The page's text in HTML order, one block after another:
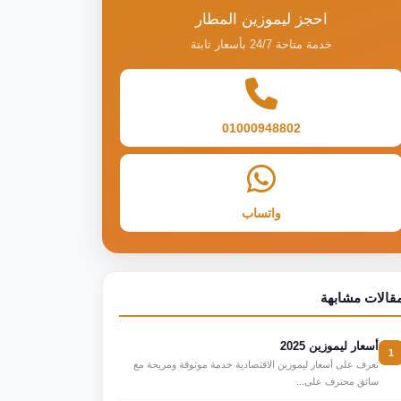
احجز ليموزين المطار
خدمة متاحة 24/7 بأسعار ثابتة
01000948802
واتساب
مشابهة
1 أسعار ليموزين 2025
تعرف على أسعار ليموزين الاقتصادية خدمة موثوقة ومريحة مع
سائق محترف على...